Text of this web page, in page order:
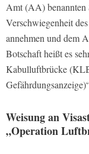
Amt (AA) benannten
Verschwiegenheit
annehmen und dem
Botschaft heißt es
Kabulluftbrücke
Weisung an
„Operation